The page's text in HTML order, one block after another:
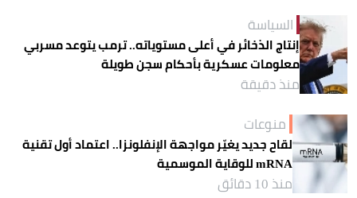
السياسة
إنتاج الذخائر في أعلى مستوياته.. ترمب يتوعد مسربي
معلومات عسكرية بأحكام سجن طويلة
منذ دقيقة
منوعات
لقاح جديد يغيّر مواجهة الإنفلونزا.. اعتماد أول تقنية
mRNA للوقاية الموسمية
منذ 10 دقائق